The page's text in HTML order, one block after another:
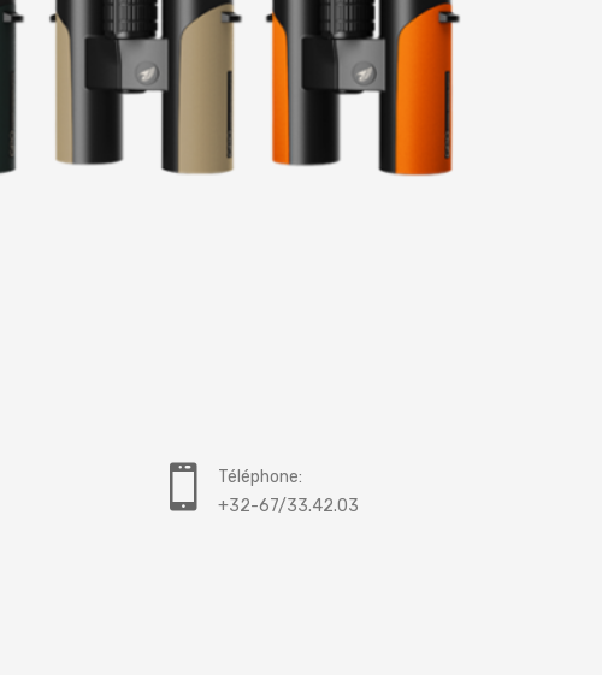
Téléphone:
+32-67/33.42.03